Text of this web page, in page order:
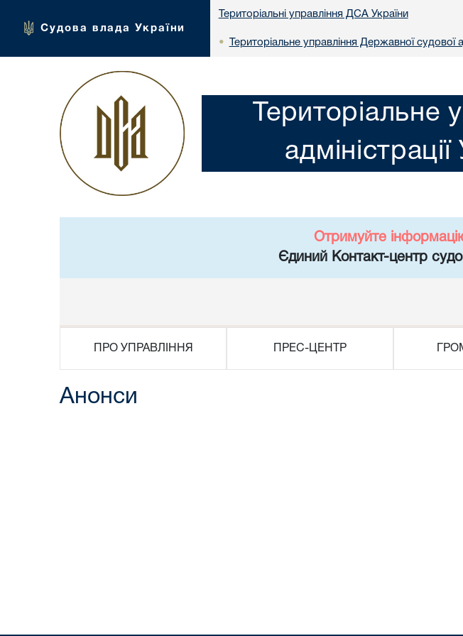
Судова влада України
Територіальні управління ДСА України
• Територіальне управління Державної судової
Територіальне
Отримуйте
Єдиний Контакт-центр
ПРО УПРАВЛІННЯ ПРЕС-ЦЕНТР
Анонси